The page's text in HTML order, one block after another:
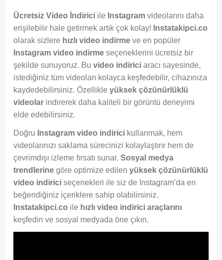
Ücretsiz Video İndirici ile Instagram videolarını daha
erişilebilir hale getirmek artık çok kolay! Instatakipci.co
olarak sizlere hızlı video indirme ve en popüler
Instagram video indirme seçeneklerini ücretsiz bir
şekilde sunuyoruz. Bu video indirici aracı sayesinde,
istediğiniz tüm videoları kolayca keşfedebilir, cihazınıza
kaydedebilirsiniz. Özellikle yüksek çözünürlüklü
videolar indirerek daha kaliteli bir görüntü deneyimi
elde edebilirsiniz.
Doğru Instagram video indirici kullanmak, hem
videolarınızı saklama sürecinizi kolaylaştırır hem de
çevrimdışı izleme fırsatı sunar. Sosyal medya
trendlerine göre optimize edilen yüksek çözünürlüklü
video indirici seçenekleri ile siz de Instagram’da en
beğendiğiniz içeriklere sahip olabilirsiniz.
Instatakipci.co ile hızlı video indirici araçlarını
keşfedin ve sosyal medyada öne çıkın.